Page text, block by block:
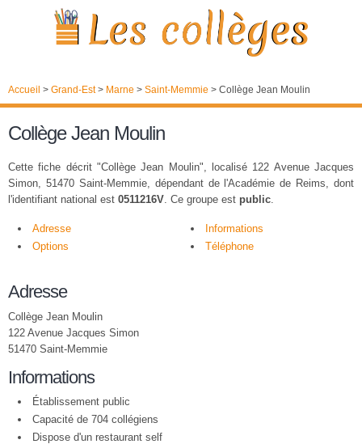
Accueil > Grand-Est> Marne > Saint-Memmie > Collège Jean Moulin
Collège Jean Moulin
Cette fiche décrit "Collège Jean Moulin", localisé 122 Avenue Jacques
Simon, 51470 Saint-Memmie, dépendant de l'Académie de Reims, dont
l'identifiant national est 0511216V. Ce groupe est public.
Adresse
Informations
Options
Téléphone
Adresse
Collège Jean Moulin
122 Avenue Jacques Simon
51470 Saint-Memmie
Informations
Établissement public
Capacité de 704 collégiens
Dispose d'un restaurant self